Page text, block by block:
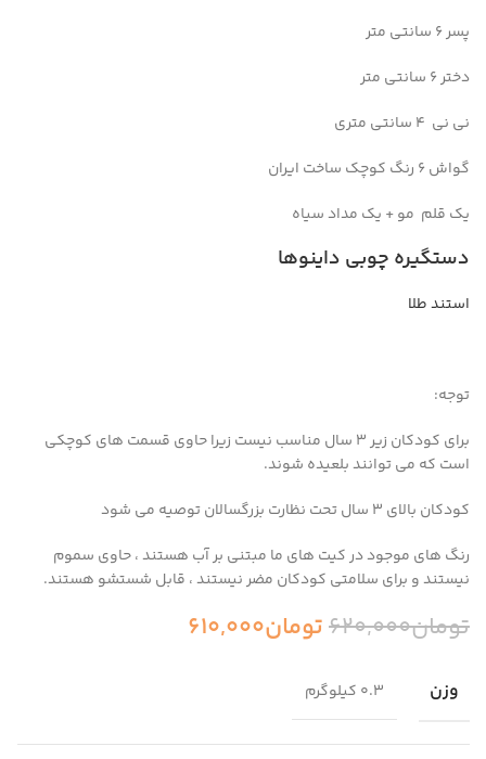
پسر ۶ سانتی متر
دختر ۶ سانتی متر
نی نی ۴ سانتی متری
گواش ۶ رنگ کوچک ساخت ایران
یک قلم مو + یک مداد سیاه
دستگیره چوبی داینوها
استند طلا
توجه:
برای کودکان زیر 3 سال مناسب نیست زیرا حاوی قسمت های کوچکی
است که می توانند بلعیده شوند.
کودکان بالای 3 سال تحت نظارت بزرگسالان توصیه می شود
رنگ های موجود در کیت های ما مبتنی بر آب هستند ، حاوی سموم
نیستند و برای سلامتی کودکان مضر نیستند ، قابل شستشو هستند.
تومان620,000تومان610,000
وزن 0.3 کیلوگرم